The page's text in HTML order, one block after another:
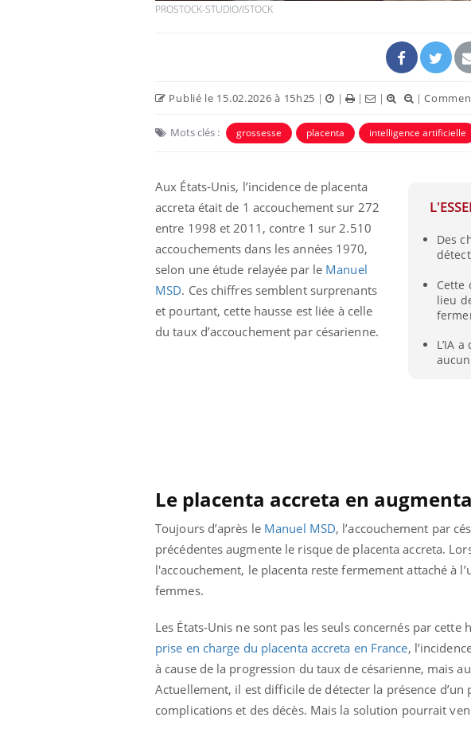
PROSTOCK-STUDIO/ISTOCK
Publié le 15.02.2026 à 15h25 | | | | |
Mots clés : grossesse placenta intelligence artificielle
Des
Cette
lieu
L’IA
Aux États-Unis, l’incidence de placenta
accreta était de 1 accouchement sur 272
entre 1998 et 2011, contre 1 sur 2.510
accouchements dans les années 1970,
selon une étude relayée par le Manuel
MSD. Ces chiffres semblent surprenants
et pourtant, cette hausse est liée à celle
du taux d’accouchement par césarienne.
Le placenta accreta en
Toujours d’après le Manuel MSD, l’accouchement par
précédentes augmente le risque de placenta accreta.
l'accouchement, le placenta reste fermement attaché à
femmes.
Les États-Unis ne sont pas les seuls concernés par cette
prise en charge du placenta accreta en France,
à cause de la progression du taux de césarienne, mais
Actuellement, il est difficile de détecter la présence
complications et des décès. Mais la solution pourrait
Eczéma Chronique des Mains : se
préparer pour l’été ! Youtube
L'été arrive… et avec lui, un tout nouveau
rythme de vie ! Vacances, plage, piscine,
soleil, activités en plein air… Nos mains
Youtube
Diabète & Ramadan
Le Ramadan approche,
nombreuses personnes
diabète, c'est une
défis, mais ...